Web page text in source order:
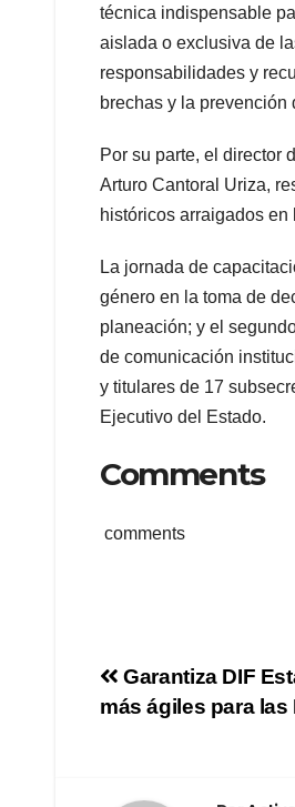
técnica indispensable
aislada o exclusiva de
responsabilidades y
brechas y la prevención
Por su parte, el director
Arturo Cantoral Uriza,
históricos arraigados
La jornada de
género en la toma de
planeación; y el
de comunicación
y titulares de 17
Ejecutivo del Estado.
Comments
comments
Garantiza DIF
más ágiles para las